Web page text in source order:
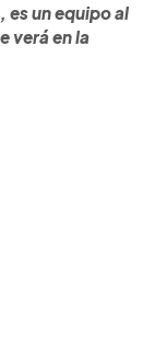
es un equipo al
verá en la